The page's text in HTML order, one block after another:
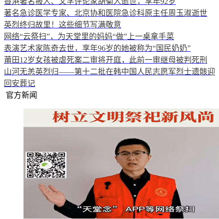
著名急诊医学专家、北京协和医院急诊科原主任周玉淑逝世
英烈终归故里！这些细节写满敬意
网络“云祭扫”，为天堂里的妈妈“做”上一桌拿手菜
表演艺术家陈奇去世，享年96岁的她被称为“国民奶奶”
莆田12岁女孩被虐死案二审将开庭，此前一审继母被判死刑
山河无恙英烈归——第十二批在韩中国人民志愿军烈士遗骸迎
回安葬记
官方新闻